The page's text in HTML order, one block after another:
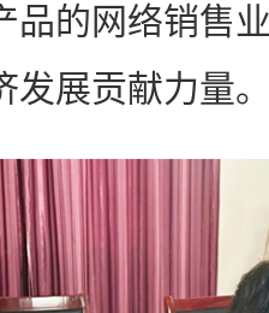
品的网络销售
发展贡献力量